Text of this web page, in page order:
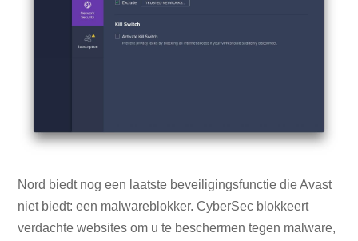
Nord biedt nog een laatste beveiligingsfunctie die Avast
niet biedt: een malwareblokker. CyberSec blokkeert
verdachte websites om u te beschermen tegen malware,